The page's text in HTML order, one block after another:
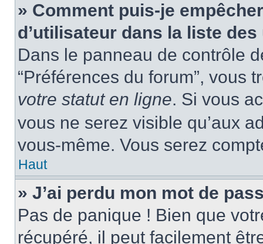
» Comment puis-je
d’utilisateur dans la liste
Dans le panneau de contrôle
“Préférences du forum”, vous
votre statut en ligne. Si vous
vous ne serez visible qu’aux
vous-même. Vous serez
Haut
» J’ai perdu mon mot de
Pas de panique ! Bien que
récupéré, il peut facilement